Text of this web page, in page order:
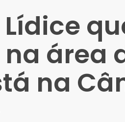
área
na